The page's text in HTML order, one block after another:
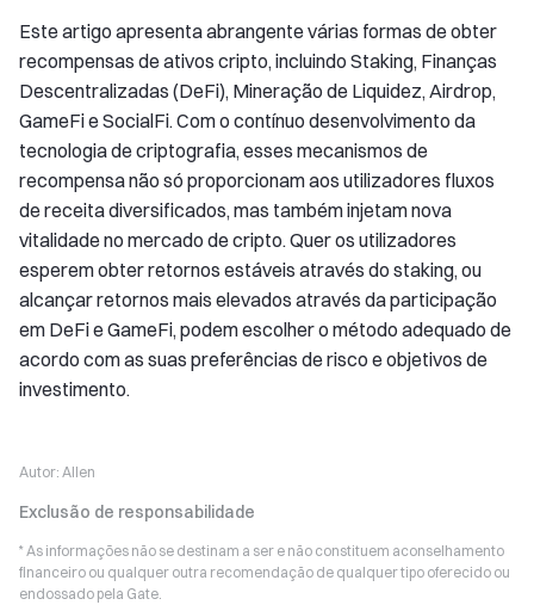
Este artigo apresenta abrangente várias formas de obter
recompensas de ativos cripto, incluindo Staking, Finanças
Descentralizadas (DeFi), Mineração de Liquidez, Airdrop,
GameFi e SocialFi. Com o contínuo desenvolvimento da
tecnologia de criptografia, esses mecanismos de
recompensa não só proporcionam aos utilizadores fluxos
de receita diversificados, mas também injetam nova
vitalidade no mercado de cripto. Quer os utilizadores
esperem obter retornos estáveis através do staking, ou
alcançar retornos mais elevados através da participação
em DeFi e GameFi, podem escolher o método adequado de
acordo com as suas preferências de risco e objetivos de
investimento.
Autor: Allen
Exclusão de responsabilidade
* As informações não se destinam a ser e não constituem aconselhamento
financeiro ou qualquer outra recomendação de qualquer tipo oferecido ou
endossado pela Gate.